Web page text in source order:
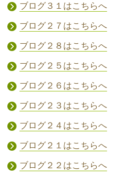
ブログ３１はこちらへ
ブログ２７はこちらへ
ブログ２８はこちらへ
ブログ２５はこちらへ
ブログ２６はこちらへ
ブログ２３はこちらへ
ブログ２４はこちらへ
ブログ２１はこちらへ
ブログ２２はこちらへ